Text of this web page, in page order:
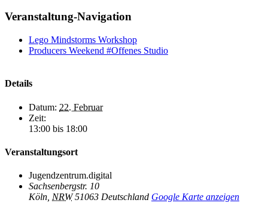
Facebook
X
Reddit
LinkedIn
WhatsApp
Telegram
Tumblr
Pinterest
Vk
Xing
E-
Veranstaltung-Navigation
Lego Mindstorms Workshop
Producers Weekend #Offenes Studio
Details
Datum: 22. Februar
Zeit:
13:00 bis 18:00
Veranstaltungsort
Jugendzentrum.digital
Sachsenbergstr. 10
Köln NRW 51063 Deutschland Google Karte anzeigen